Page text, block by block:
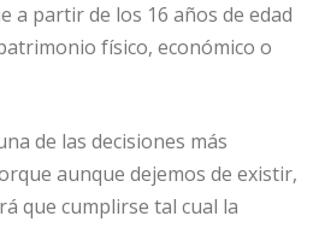
a partir de los 16 años de edad
físico, económico o
de las decisiones más
aunque dejemos de existir,
que cumplirse tal cual la